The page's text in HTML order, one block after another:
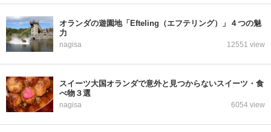
オランダの遊園地「Efteling（エフテリング）」４つの魅
力
nagisa 12551 view
スイーツ大国オランダで意外と見つからないスイーツ・食
べ物３選
nagisa 6054 view